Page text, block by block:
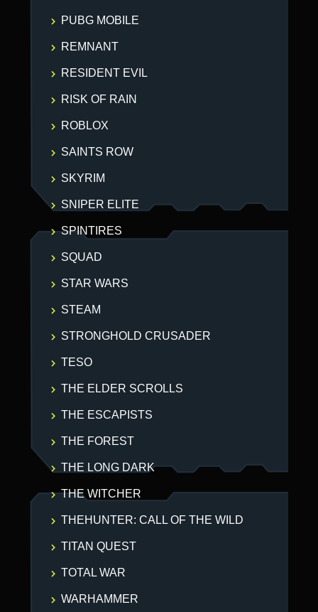
PUBG MOBILE
REMNANT
RESIDENT EVIL
RISK OF RAIN
ROBLOX
SAINTS ROW
SKYRIM
SNIPER ELITE
SPINTIRES
SQUAD
STAR WARS
STEAM
STRONGHOLD CRUSADER
TESO
THE ELDER SCROLLS
THE ESCAPISTS
THE FOREST
THE LONG DARK
THE WITCHER
THEHUNTER: CALL OF THE WILD
TITAN QUEST
TOTAL WAR
WARHAMMER